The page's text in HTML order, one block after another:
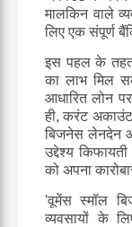
मालकिन वाले
लिए एक संपूर्ण
इस पहल के
का लाभ मिल
आधारित लोन पर
ही,करंट अकाउंट
बिजनेस लेनदेन
उद्देश्य किफायती
को अपना
'वूमेंस स्मॉल
व्यवसायों के